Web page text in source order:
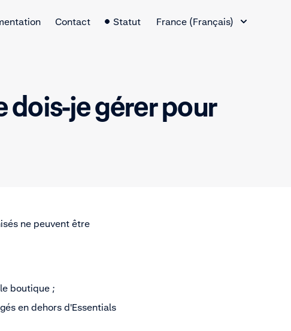
Contact Statut
France (Français)
dois-je gérer pour
ne peuvent être
boutique ;
en dehors d'Essentials